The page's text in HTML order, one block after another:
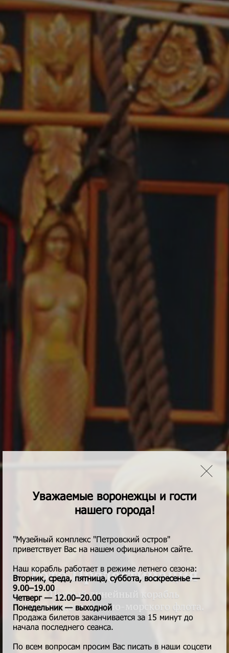
Гото Предестинация
Первый линейный корабль
Российского военно-морского флота.
Уважаемые воронежцы и гости
нашего города!
"Музейный комплекс "Петровский остров"
приветствует Вас на нашем официальном сайте.
Наш корабль работает в режиме летнего сезона:
Вторник, среда, пятница, суббота, воскресенье —
9.00–19.00
Четверг — 12.00–20.00
Понедельник — выходной
Продажа билетов заканчивается за 15 минут до
начала последнего сеанса.
По всем вопросам просим Вас писать в наши соцсети